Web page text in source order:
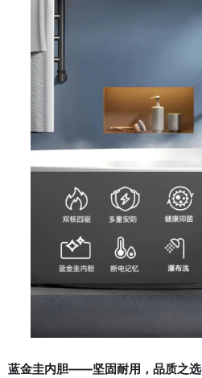
蓝金圭内胆——坚固耐用，品质之选